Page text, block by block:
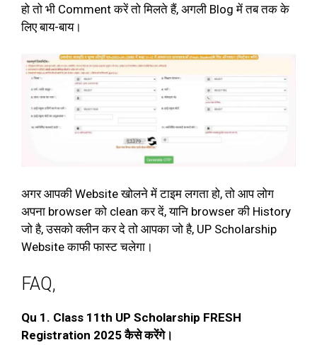
हो तो भी Comment करें तो मिलते हैं, अगली Blog में तब तक के
लिए बाय-बाय।
अगर आपकी Website खोलने में टाइम लगता हो, तो आप लोग
अपना browser को clean कर दें, यानि browser की History
जो है, उसको क्लीन कर दे तो आपका जो है, UP Scholarship
Website काफी फास्ट चलेगा।
FAQ,
Qu 1. Class 11th UP Scholarship FRESH
Registration 2025 कैसे करेंगे।